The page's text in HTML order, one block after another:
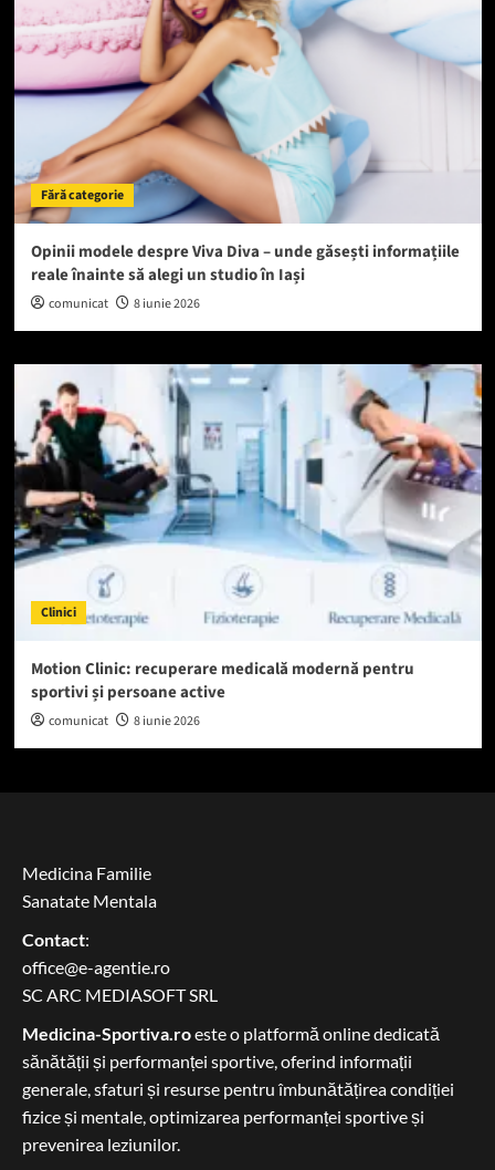
Fără categorie
Opinii modele despre Viva Diva – unde găsești informațiile
reale înainte să alegi un studio în Iași
comunicat 8 iunie 2026
Clinici
Motion Clinic: recuperare medicală modernă pentru
sportivi și persoane active
comunicat 8 iunie 2026
Medicina Familie
Sanatate Mentala
Contact:
office@e-agentie.ro
SC ARC MEDIASOFT SRL
Medicina-Sportiva.roeste o platformă online dedicată
sănătății și performanței sportive, oferind informații
generale, sfaturi și resurse pentru îmbunătățirea condiției
fizice și mentale, optimizarea performanței sportive și
prevenirea leziunilor.